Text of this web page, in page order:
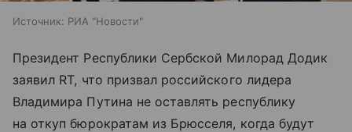
Источник: РИА "Новости"
Президент Республики Сербской Милорад Додик
заявил RT, что призвал российского лидера
Владимира Путина не оставлять республику
на откуп бюрократам из Брюсселя, когда будут